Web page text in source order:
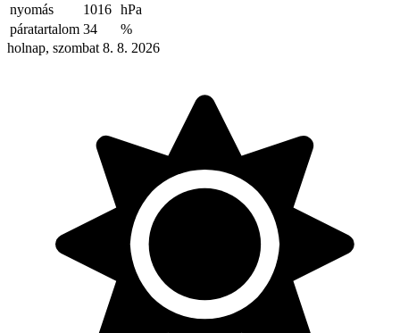
nyomás
1016 hPa
páratartalom 34
%
holnap, szombat 8. 8. 2026